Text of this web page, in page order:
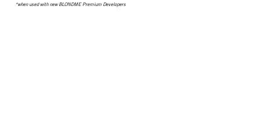
*when used with new BLONDME Premium Developers